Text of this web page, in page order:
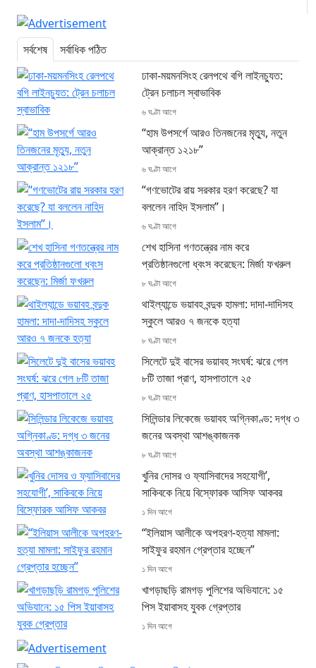
সর্বশেষ
সর্বাধিক পঠিত
ঢাকা-ময়মনসিংহ রেলপথে বগি লাইনচ্যুত:
ট্রেন চলাচল স্বাভাবিক
৬ ঘণ্টা আগে
“হাম উপসর্গে আরও তিনজনের মৃত্যু, নতুন
আক্রান্ত ১২১৮”
৬ ঘণ্টা আগে
“গণভোটের রায় সরকার হরণ করেছে? যা
বললেন নাহিদ ইসলাম”।
৬ ঘণ্টা আগে
শেখ হাসিনা গণতন্ত্রের নাম করে
প্রতিষ্ঠানগুলো ধ্বংস করেছেন: মির্জা ফখরুল
৮ ঘণ্টা আগে
থাইল্যান্ডে ভয়াবহ বন্দুক হামলা: দাদা-দাদিসহ
স্কুলে আরও ৭ জনকে হত্যা
৮ ঘণ্টা আগে
সিলেটে দুই বাসের ভয়াবহ সংঘর্ষ: ঝরে গেল
৮টি তাজা প্রাণ, হাসপাতালে ২৫
৮ ঘণ্টা আগে
সিলিন্ডার লিকেজে ভয়াবহ অগ্নিকাণ্ড: দগ্ধ ৩
জনের অবস্থা আশঙ্কাজনক
৮ ঘণ্টা আগে
খুনির দোসর ও ফ্যাসিবাদের সহযোগী’,
সাকিবকে নিয়ে বিস্ফোরক আসিফ আকবর
১ দিন আগে
“ইলিয়াস আলীকে অপহরণ-হত্যা মামলা:
সাইফুর রহমান গ্রেপ্তার হচ্ছেন”
১ দিন আগে
খাগড়াছড়ি রামগড় পুলিশের অভিযানে: ১৫
পিস ইয়াবাসহ যুবক গ্রেপ্তার
১ দিন আগে